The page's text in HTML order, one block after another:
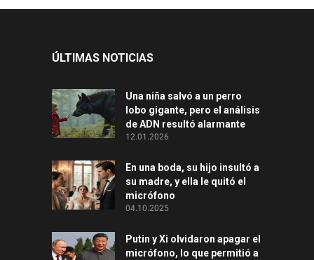
ÚLTIMAS NOTICIAS
Una niña salvó a un perro
lobo gigante, pero el análisis
de ADN resultó alarmante
12.01.2026
En una boda, su hijo insultó a
su madre, y ella le quitó el
micrófono
04.10.2025
Putin y Xi olvidaron apagar el
micrófono, lo que permitió a